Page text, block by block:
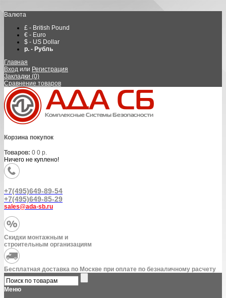
Валюта
£ - British Pound
€ - Euro
$ - US Dollar
р. - Рубль
Главная
Вход или Регистрация
Закладки (0)
Сравнение товаров
Корзина покупок
Товаров: 0 0 р.
Ничего не куплено!
+7(495)649-89-54
+7(495)649-85-29
sales@ada-sb.ru
Скидки монтажным и
строительным организациям
Бесплатная доставка по Москве при оплате по безналичному расчету
Меню